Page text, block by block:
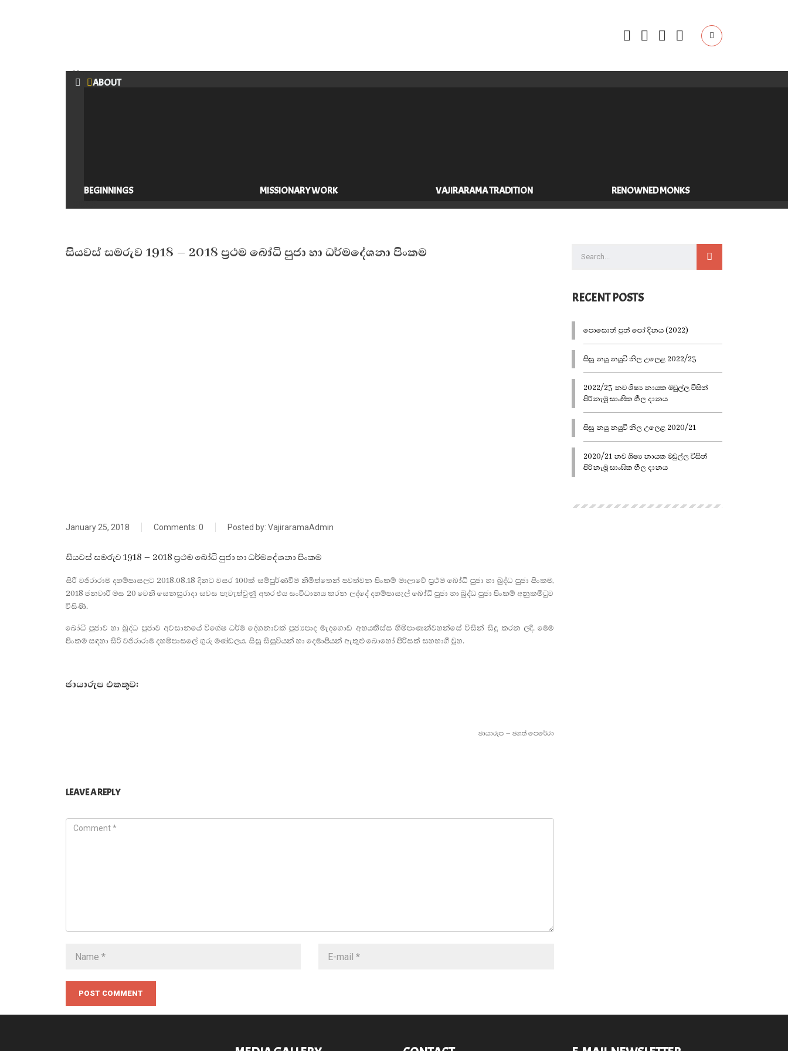
Menu
ABOUT
BEGINNINGS MISSIONARY WORK VAJIRARAMA TRADITION RENOWNED MONKS
සියවස් සමරුව 1918 – 2018 ප්‍රථම බෝධි පුජා හා ධර්මදේශනා පිංකම
January 25, 2018 Comments: 0 Posted by: VajiraramaAdmin
සියවස් සමරුව 1918 – 2018 ප්‍රථම බෝධි පුජා හා ධර්මදේශනා පිංකම
සිරි වජිරාරාම දහම්පාසලට 2018.08.18 දිනට වසර 100ක් සම්පුර්ණවිම නිමිත්තෙන් පවත්වන පිංකම් මාලාවේ ප්‍රථම බෝධි පුජා හා බුද්ධ පුජා පිංකම,
2018 ජනවාරි මස 20 වෙනි සෙනසුරාදා සවස පැවැත්වුණු අතර එය සංවිධානය කරන ලද්දේ දහම්පාසැල් බෝධි පුජා හා බුද්ධ පුජා පිංකම් අනුකමිටුව
විසිණි.
බෝධි පුජාව හා බුද්ධ පුජාව අවසානයේ විශේෂ ධර්ම දේශනාවක් පුජ්‍යපාද මැදගොඩ අභයතිස්ස හිමිපාණන්වහන්සේ විසින් සිදු කරන ලදි. මෙම
පිංකම සඳහා සිරි වජිරාරාම දහම්පාසලේ ගුරු මණ්ඩලය, සිසු සිසුවියන් හා දෙමාපියන් ඇතුළු බොහෝ පිරිසක් සහභාගී වුහ.
ජායාරුප එකතුව:
ඡායාරූප – ජගත් පෙරේරා
LEAVE A REPLY
POST COMMENT
RECENT POSTS
පොසොන් පුන් පෝ දිනය (2022)
සිසු නයු නයුවි නිල උලෙළ 2022/23
2022/23 නව ශිෂ්‍ය නායක මඩුල්ල විසින්
පිරිනැමූ සාංඝික හීල දානය
සිසු නයු නයුවි නිල උලෙළ 2020/21
2020/21 නව ශිෂ්‍ය නායක මඩුල්ල විසින්
පිරිනැමූ සාංඝික හීල දානය